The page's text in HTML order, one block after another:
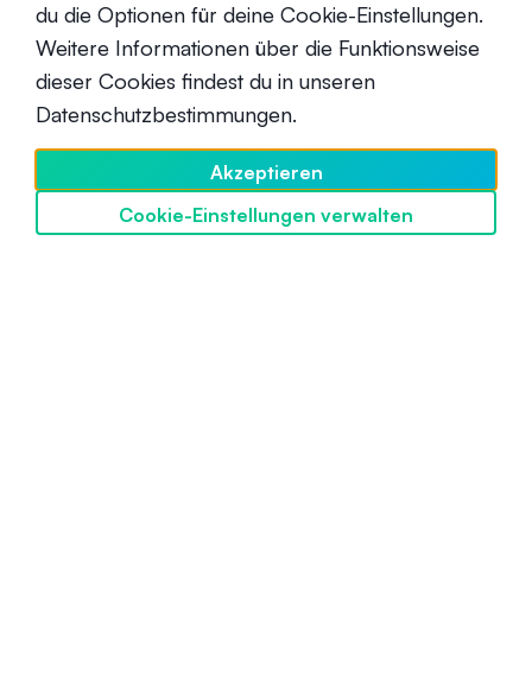
Warum Zinssätze wichtig sind
(oder auch nicht mehr)
Fortgeschrittene
du die Optionen für deine Cookie-Einstellungen.
Weitere Informationen über die Funktionsweise
dieser Cookies findest du in unseren
Datenschutzbestimmungen.
Akzeptieren
Cookie-Einstellungen verwalten
SwissBorg entdecken